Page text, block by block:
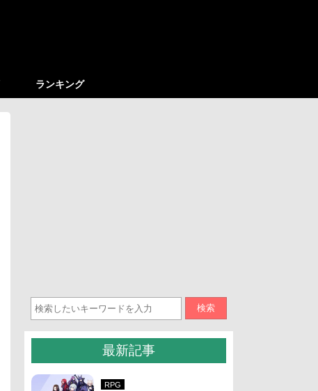
ランキング
検索
最新記事
RPG